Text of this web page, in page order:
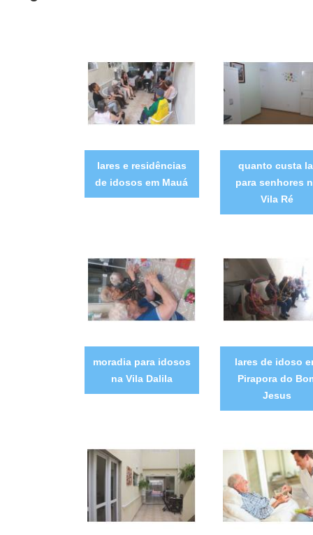
lares e residências
de idosos em Mauá
quanto custa
para senhores
Vila Ré
moradia para idosos
na Vila Dalila
lares de idoso
Pirapora do
Jesus